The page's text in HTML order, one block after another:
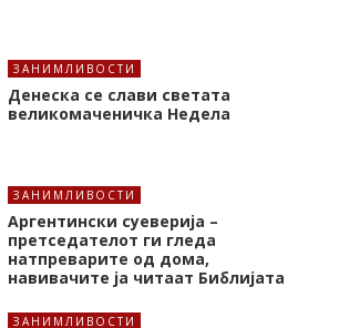
ЗАНИМЛИВОСТИ
Денеска се слави светата
великомаченичка Недела
ЗАНИМЛИВОСТИ
Аргентински суеверија –
претседателот ги гледа
натпреварите од дома,
навивачите ја читаат Библијата
ЗАНИМЛИВОСТИ